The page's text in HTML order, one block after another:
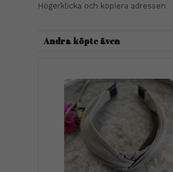
Högerklicka och kopiera adressen
Andra köpte även